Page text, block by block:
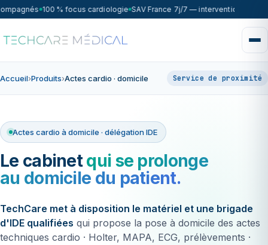
100 % focus cardiologie SAV France 7j/7 — intervention sous
Accueil›Produits›Actes cardio · domicile Service de proximité
Actes cardio à domicile · délégation IDE
Le cabinetqui se prolonge
au domicile du patient.
TechCare met à disposition le matériel et une brigade
d'IDE qualifiées qui propose la pose à domicile des actes
techniques cardio · Holter, MAPA, ECG, prélèvements ·